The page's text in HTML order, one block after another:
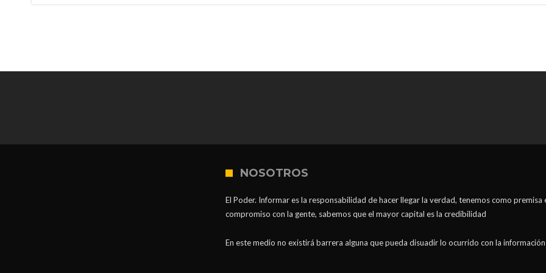
NOSOTROS
El Poder. Informar es la responsabilidad de hacer llegar la verdad, tenemos como premisa
compromiso con la gente, sabemos que el mayor capital es la credibilidad
En este medio no existirá barrera alguna que pueda disuadir lo ocurrido con la información